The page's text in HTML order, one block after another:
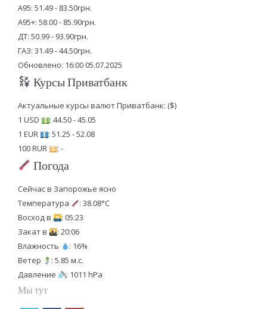
А95: 51.49 - 83.50грн.
А95+: 58.00 - 85.90грн.
ДТ: 50.99 - 93.90грн.
ГАЗ: 31.49 - 44.50грн.
Обновлено: 16:00 05.07.2025
Курсы Приватбанк
Актуальные курсы валют Приватбанк: ($)
1 USD
: 44.50 - 45.05
1 EUR
: 51.25 - 52.08
100 RUR
: -
Погода
Сейчас в Запорожье ясно
Температура
: 38.08°C
Восход в
: 05:23
Закат в
: 20:06
Влажность
: 16%
Ветер
: 5.85 м.с.
Давление
: 1011 hPa
Мы тут